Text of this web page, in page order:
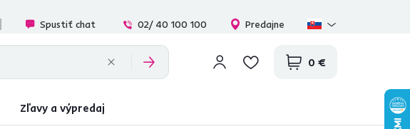
Spustiť chat 02/ 40 100 100 Predajne
0 €
Zľavy a výpredaj